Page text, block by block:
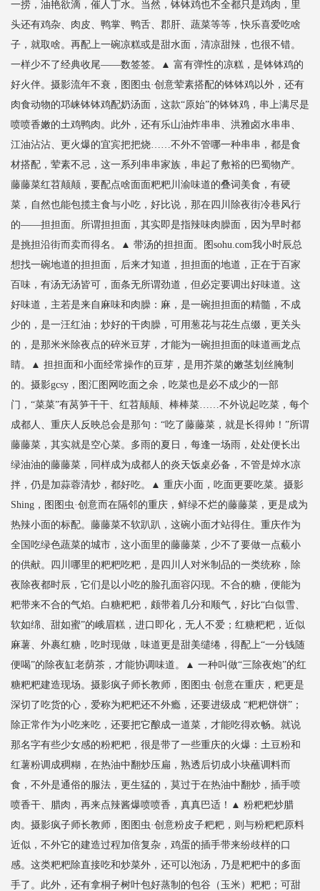
一捞，油艳欲滴，催人丁水。当然，钵钵鸡也不全都只是鸡肉，里
头还有鸡杂、肉皮、鸭掌、鸭舌、郡肝、蔬菜等等，快乐喜爱吃啥
子，就取啥。再配上一碗凉糕或是甜水面，清凉甜辣，也很不错。
一样少不了经典收尾——数签签。▲ 富有弹性的凉糕，是钵钵鸡的
好火伴。摄影流年不衰，图图虫·创意荤素搭配的钵钵鸡以外，还有
肉食动物的邛崃钵钵鸡配奶汤面，这款“原始”的钵钵鸡，串上满尽是
喷喷香嫩的土鸡鸭肉。此外，还有乐山油炸串串、洪雅卤水串串、
江油沾沾、更火爆的宜宾把把烧……不外不管哪一种串串，都是食
材搭配，荤素不忌，这一系列串串家族，串起了敷裕的巴蜀物产。
藤藤菜红苕颠颠，要配点啥面面粑粑川渝味道的叠词美食，有硬
菜，自然也能包揽主食与小吃，好比说，那在四川除夜街冷巷风行
的——担担面。所谓担担面，其实即是指辣味肉臊面，因为早时都
是挑担沿街而卖而得名。▲ 带汤的担担面。图sohu.com我小时辰总
想找一碗地道的担担面，后来才知道，担担面的地道，正在于百家
百味，有汤无汤皆可，面条无所谓劲道，但必定要调出好味道。这
好味道，主若是来自麻味和肉臊：麻，是一碗担担面的精髓，不成
少的，是一汪红油；炒好的干肉臊，可用葱花与花生点缀，更关头
的，是那米米除夜点的碎米豆芽，才能为一碗担担面的味道画龙点
睛。▲ 担担面和小面经常操作的豆芽，是用芥菜的嫩茎划丝腌制
的。摄影gcsy，图汇图网吃面之余，吃菜也是必不成少的一部
门，“菜菜”有莴笋干干、红苕颠颠、棒棒菜……不外说起吃菜，每个
成都人、重庆人反映总会是那句：“吃了藤藤菜，就是长得帅！”所谓
藤藤菜，其实就是空心菜。多雨的夏日，每逢一场雨，处处便长出
绿油油的藤藤菜，同样成为成都人的炎天饭桌必备，不管是焯水凉
拌，仍是加蒜蓉清炒，都好吃。▲ 重庆小面，吃面更要吃菜。摄影
Shing，图图虫·创意而在隔邻的重庆，鲜绿不烂的藤藤菜，更是成为
热辣小面的标配。藤藤菜不软趴趴，这碗小面才站得住。重庆作为
全国吃绿色蔬菜的城市，这小面里的藤藤菜，少不了要做一点藐小
的供献。四川哪里的粑粑吃粑，是四川人对米制品的一类统称，除
夜除夜都时辰，它们是以小吃的脸孔面容闪现。不合的糖，便能为
粑带来不合的气焰。白糖粑粑，颇带着几分和顺气，好比“白似雪、
软如绵、甜如蜜”的峨眉糕，进口即化，无人不爱；红糖粑粑，近似
麻薯、外裹红糖，吃时现做，味道更是甜美缱绻，得配上“一分钱随
便喝”的除夜缸老荫茶，才能协调味道。▲ 一种叫做“三除夜炮”的红
糖粑粑建造现场。摄影疯子师长教师，图图虫·创意在重庆，粑更是
深切了吃货的心，爱称为粑粑还不外瘾，还要进级成 “粑粑饼饼”；
除正常作为小吃来吃，还要把它酿成一道菜，才能吃得欢畅。就说
那名字有些少女感的粉粑粑，很是带了一些重庆的火爆：土豆粉和
红薯粉调成稠糊，在热油中翻炒压扁，熟透后切成小块蘸调料而
食，不外是通俗的服法，更生猛的，莫过于在热油中翻炒，插手喷
喷香干、腊肉，再来点辣酱爆喷喷香，真真巴适！▲ 粉粑粑炒腊
肉。摄影疯子师长教师，图图虫·创意粉皮子粑粑，则与粉粑粑原料
近似，不外它的建造过程加倍复杂，鸡蛋的插手带来纷歧样的口
感。这类粑粑除直接吃和炒菜外，还可以泡汤，乃是粑粑中的多面
手了。此外，还有拿桐子树叶包好蒸制的包谷（玉米）粑粑；可甜